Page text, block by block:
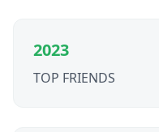
2023
TOP FRIENDS